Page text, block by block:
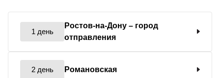
1 день
Ростов-на-Дону – город
отправления
2 день Романовская